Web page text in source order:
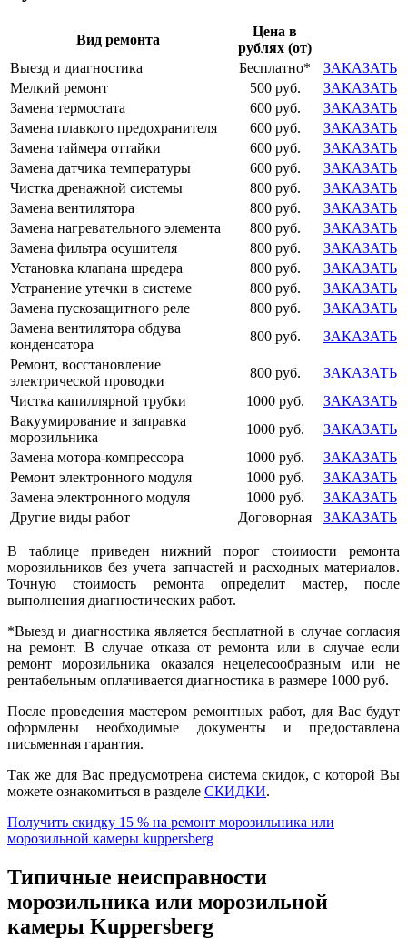
Вид ремонта
Цена в
рублях (от)
Выезд и диагностика
Бесплатно*
ЗАКАЗАТЬ
Мелкий ремонт
500 руб.
ЗАКАЗАТЬ
Замена термостата
600 руб.
ЗАКАЗАТЬ
Замена плавкого предохранителя
600 руб.
ЗАКАЗАТЬ
Замена таймера оттайки
600 руб.
ЗАКАЗАТЬ
Замена датчика температуры
600 руб.
ЗАКАЗАТЬ
Чистка дренажной системы
800 руб.
ЗАКАЗАТЬ
Замена вентилятора
800 руб.
ЗАКАЗАТЬ
Замена нагревательного элемента
800 руб.
ЗАКАЗАТЬ
Замена фильтра осушителя
800 руб.
ЗАКАЗАТЬ
Установка клапана шредера
800 руб.
ЗАКАЗАТЬ
Устранение утечки в системе
800 руб.
ЗАКАЗАТЬ
Замена пускозащитного реле
800 руб.
ЗАКАЗАТЬ
Замена вентилятора обдува
конденсатора
800 руб.
ЗАКАЗАТЬ
Ремонт, восстановление
электрической проводки
800 руб.
ЗАКАЗАТЬ
Чистка капиллярной трубки
1000 руб.
ЗАКАЗАТЬ
Вакуумирование и заправка
морозильника
1000 руб.
ЗАКАЗАТЬ
Замена мотора-компрессора
1000 руб.
ЗАКАЗАТЬ
Ремонт электронного модуля
1000 руб.
ЗАКАЗАТЬ
Замена электронного модуля
1000 руб.
ЗАКАЗАТЬ
Другие виды работ
Договорная ЗАКАЗАТЬ
В таблице приведен нижний порог стоимости ремонта
морозильников без учета запчастей и расходных материалов.
Точную стоимость ремонта определит мастер, после
выполнения диагностических работ.
*Выезд и диагностика является бесплатной в случае согласия
на ремонт. В случае отказа от ремонта или в случае если
ремонт морозильника оказался нецелесообразным или не
рентабельным оплачивается диагностика в размере 1000 руб.
После проведения мастером ремонтных работ, для Вас будут
оформлены необходимые документы и предоставлена
письменная гарантия.
Так же для Вас предусмотрена система скидок, с которой Вы
можете ознакомиться в разделе СКИДКИ.
Получить скидку 15 % на ремонт морозильника или
морозильной камеры kuppersberg
Типичные неисправности
морозильника или морозильной
камеры Kuppersberg